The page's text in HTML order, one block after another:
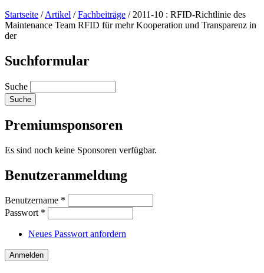
Startseite /Artikel /Fachbeiträge / 2011-10 : RFID-Richtlinie des
Maintenance Team RFID für mehr Kooperation und Transparenz in
der
Suchformular
Suche
Premiumsponsoren
Es sind noch keine Sponsoren verfügbar.
Benutzeranmeldung
Benutzername *
Passwort *
Neues Passwort anfordern